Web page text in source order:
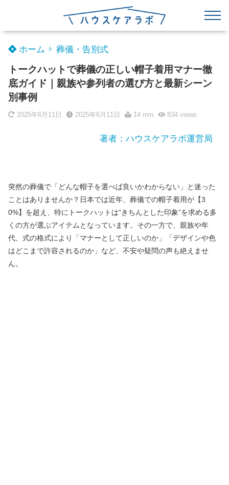
ホーム 葬儀・告別式
トークハットで葬儀の正しい帽子着用マナー徹
底ガイド｜親族や参列者の選び方と最新シーン
別事例
2025年6月11日 2025年6月11日 14 min 834views
著者：ハウスケアラボ運営局
突然の葬儀で「どんな帽子を選べば良いかわからない」と迷った
ことはありませんか？日本では近年、葬儀での帽子着用が【3
0%】を超え、特にトークハットは“きちんとした印象”を求める多
くの方が選ぶアイテムとなっています。その一方で、親族や年
代、式の格式により「マナーとして正しいのか」「デザインや色
はどこまで許容されるのか」など、不安や疑問の声も絶えませ
ん。